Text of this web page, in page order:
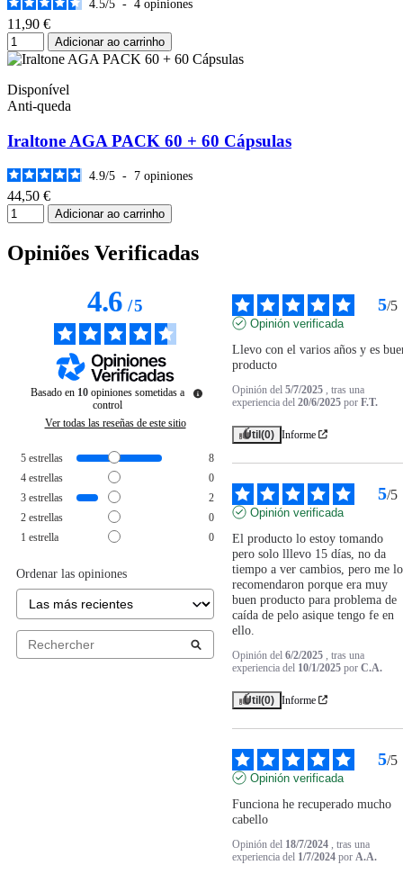
4.5/5 - 4 opiniones
11,90 €
Adicionar ao carrinho
Disponível
Anti-queda
Iraltone AGA PACK 60 + 60 Cápsulas
4.9/5 - 7 opiniones
44,50 €
Adicionar ao carrinho
Opiniões Verificadas
4.6/5
Basado en 10 opiniones sometidas a
control
Ver todas las reseñas de este sitio
5 estrellas
8
4 estrellas
0
3 estrellas
2
2 estrellas
0
1 estrella 0
Ordenar las opiniones
5/5
Opinión verificada
Llevo con el varios años y es
producto
Opinión del 5/7/2025
, tras una
experiencia del 20/6/2025 por F.T.
Útil(0) Informe
5/5
Opinión verificada
El producto lo estoy tomando
pero solo lllevo 15 días, no da
tiempo a ver cambios, pero me lo
recomendaron porque era muy
buen producto para problema de
caída de pelo asique tengo fe en
ello.
Opinión del 6/2/2025
, tras una
experiencia del 10/1/2025 por C.A.
Útil(0) Informe
5/5
Opinión verificada
Funciona he recuperado mucho
cabello
Opinión del 18/7/2024
, tras una
experiencia del 1/7/2024 por A.A.